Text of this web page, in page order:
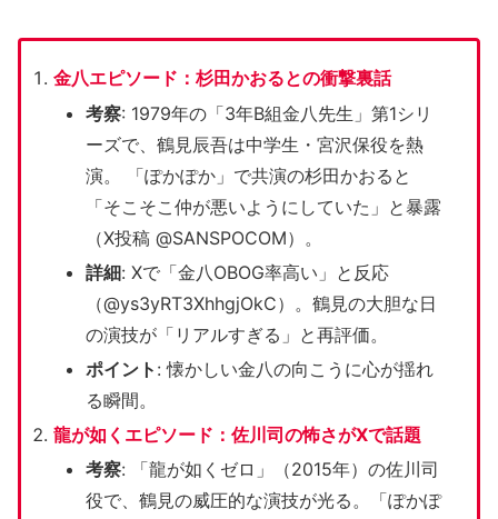
金八エピソード：杉田かおるとの衝撃裏話
考察: 1979年の「3年B組金八先生」第1シリ
ーズで、鶴見辰吾は中学生・宮沢保役を熱
演。 「ぽかぽか」で共演の杉田かおると
「そこそこ仲が悪いようにしていた」と暴露
（X投稿 @SANSPOCOM）。
詳細: Xで「金八OBOG率高い」と反応
（@ys3yRT3XhhgjOkC）。鶴見の大胆な日
の演技が「リアルすぎる」と再評価。
ポイント : 懐かしい金八の向こうに心が揺れ
る瞬間。
龍が如くエピソード：佐川司の怖さがXで話題
考察: 「龍が如くゼロ」（2015年）の佐川司
役で、鶴見の威圧的な演技が光る。「ぽかぽ